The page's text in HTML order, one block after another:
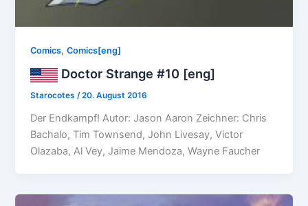
Comics,Comics[eng]
Doctor Strange #10 [eng]
Starocotes /20. August 2016
Der Endkampf! Autor: Jason Aaron Zeichner: Chris
Bachalo, Tim Townsend, John Livesay, Victor
Olazaba, Al Vey, Jaime Mendoza, Wayne Faucher